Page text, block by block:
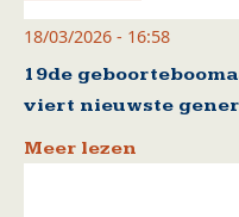
18/03/2026 - 16:58
19de
viert nieuwste
Meer lezen